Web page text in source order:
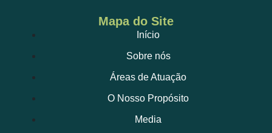
Mapa do Site
Início
Sobre nós
Áreas de Atuação
O Nosso Propósito
Media